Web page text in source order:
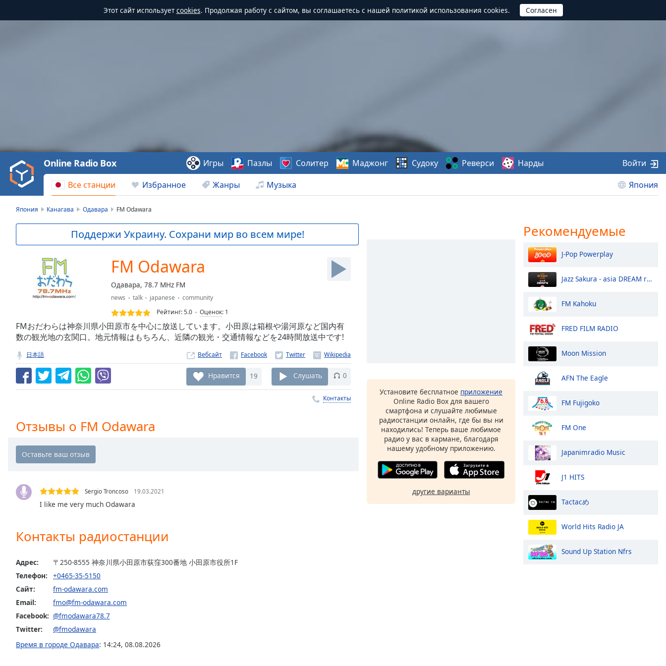
Этот сайт используетcookies. Продолжая работу с сайтом, вы соглашаетесь с нашей политикой использования cookies.
Play
Video
Play
Backward
Skip
Current
-:-
Seek to
live,
currently
LIVE
Remaining
Rate
Chapters
Chapters
Descriptions
descriptions
subtitles
settings
opens
settings
dialog
subtitles
selected
Все станции Избранное Жанры Музыка Япония
Online Radio Box Игры Пазлы Солитер Маджонг Судоку Реверси Нарды Войти
Япония Канагава Одавара FM Odawara
Поддержи Украину. Сохрани мир во всем мире!
FM Odawara
Одавара, 78.7 MHz FM
news talk japanese
community
Рейтинг:5.0 Оценок: 1
FMおだわらは神奈川県小田原市を中心に放送しています。小田原は箱根や湯河原など国内有
数の観光地の玄関口。地元情報はもちろん、近隣の観光・交通情報などを24時間放送中です!
日本語 Вебсайт
Нравится 19 Слушать 0
Контакты
Отзывы о FM Odawara
Sergio Troncoso 19.03.2021
I like me very much Odawara
Контакты радиостанции
Адрес:
〒250-8555 神奈川県小田原市荻窪300番地 小田原市役所1F
Телефон:
+0465-35-5150
Сайт:
fm-odawara.com
Email:
fmo@fm-odawara.com
Facebook: @fmodawara78.7
Twitter:
@fmodawara
Время в городе Одавара: 14:24, 08.08.2026
Установите бесплатное приложение
Online Radio Box для вашего
смартфона и слушайте любимые
радиостанции онлайн, где бы вы ни
находились! Теперь ваше любимое
радио у вас в кармане, благодаря
нашему удобному приложению.
другие варианты
Рекомендуемые
J-Pop Powerplay
Jazz Sakura - asia DREAM radio
FM Kahoku
FRED FILM RADIO
Moon Mission
AFN The Eagle
FM Fujigoko
FM One
Japanimradio Music
J1 HITS
Tactacめ
World Hits Radio JA
Sound Up Station Nfrs